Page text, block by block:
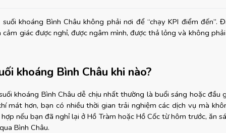
khoáng Bình Châu không phải nơi để “chạy KPI điểm đến”.
cảm giác được nghỉ, được ngâm mình, được thả lỏng và không
khoáng Bình Châu khi nào?
khoáng Bình Châu dễ chịu nhất thường là buổi sáng hoặc đầu
mát hơn, bạn có nhiều thời gian trải nghiệm các dịch vụ mà
nếu bạn đã nghỉ lại ở Hồ Tràm hoặc Hồ Cốc từ hôm trước, ăn
Bình Châu.